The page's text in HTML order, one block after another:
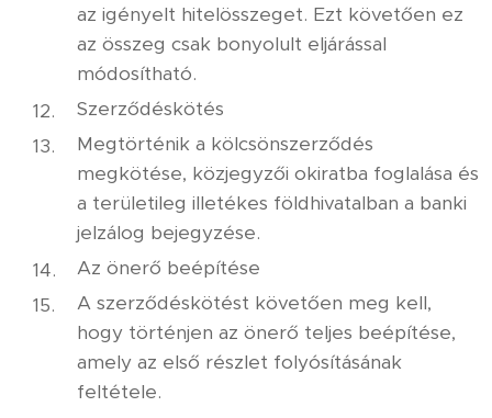
az igényelt hitelösszeget. Ezt követően ez
az összeg csak bonyolult eljárással
módosítható.
Szerződéskötés
Megtörténik a kölcsönszerződés
megkötése, közjegyzői okiratba foglalása és
a területileg illetékes földhivatalban a banki
jelzálog bejegyzése.
Az önerő beépítése
A szerződéskötést követően meg kell,
hogy történjen az önerő teljes beépítése,
amely az első részlet folyósításának
feltétele.